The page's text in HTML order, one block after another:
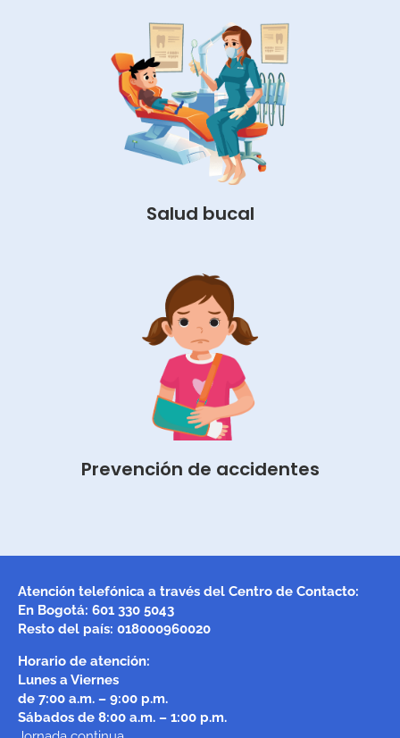
Salud bucal
Prevención de accidentes
Atención telefónica a través del Centro de Contacto:
En Bogotá: 601 330 5043
Resto del país: 018000960020
Horario de atención:
Lunes a Viernes
de 7:00 a.m. – 9:00 p.m.
Sábados de 8:00 a.m. – 1:00 p.m.